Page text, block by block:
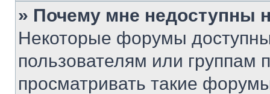
» Почему мне недоступны
Некоторые форумы
пользователям или группам
просматривать такие